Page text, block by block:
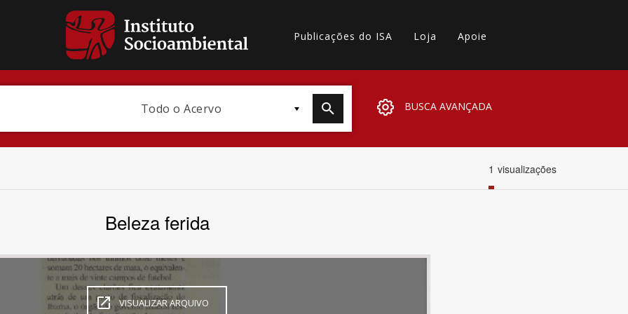
Publicações do ISA Loja Apoie
Todo o Acervo BUSCA AVANÇADA
Subtema
1 visualizações
Beleza ferida
VISUALIZAR ARQUIVO